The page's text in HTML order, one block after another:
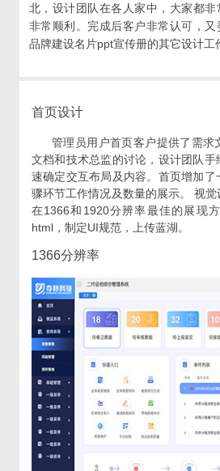
北，设计团队在各人家中，大家都
非常顺利。完成后客户非常认可，又
品牌建设名片ppt宣传册的其它设计工
首页设计
管理员用户首页客户提供了需求
文档和技术总监的讨论，设计团队
速确定交互布局及内容。首页增加
骤环节工作情况及数量的展示。 视觉
在1366和1920分辨率最佳的展现
html，制定UI规范，上传蓝湖。
1366分辨率